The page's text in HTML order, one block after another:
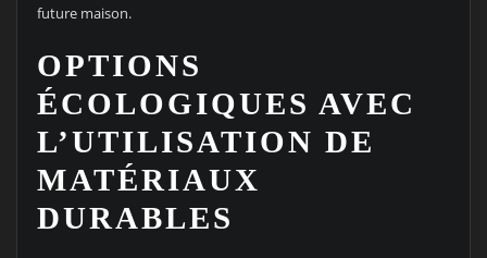
future maison.
OPTIONS
ÉCOLOGIQUES AVEC
L’UTILISATION DE
MATÉRIAUX
DURABLES